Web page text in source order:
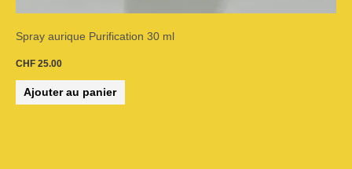
Spray aurique Purification 30 ml
CHF 25.00
Ajouter au panier